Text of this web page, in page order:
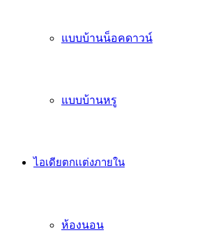
แบบบ้านน็อคดาวน์
แบบบ้านหรู
ไอเดียตกเเต่งภายใน
ห้องนอน